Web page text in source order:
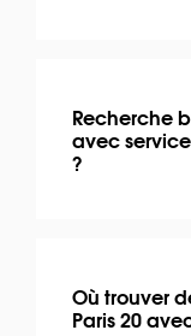
Recherche
avec
?
Où trouver
Paris 20